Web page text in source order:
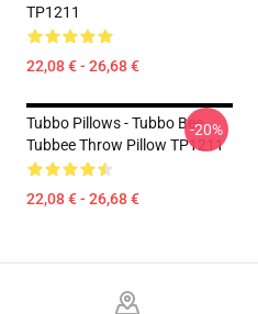
TP1211
22,08 € - 26,68 €
Tubbo Pillows - Tubbo Bee
Tubbee Throw Pillow TP1211
22,08 € - 26,68 €
-20%